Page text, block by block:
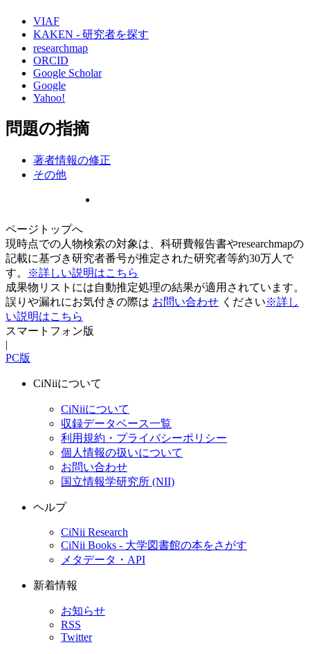
VIAF
KAKEN - 研究者を探す
researchmap
ORCID
Google Scholar
Google
Yahoo!
問題の指摘
著者情報の修正
その他
ページトップへ
現時点での人物検索の対象は、科研費報告書やresearchmapの
記載に基づき研究者番号が推定された研究者等約30万人で
す。
※詳しい説明はこちら
成果物リストには自動推定処理の結果が適用されています。
誤りや漏れにお気付きの際は お問い合わせ ください※詳し
い説明はこちら
スマートフォン版
|
PC版
CiNiiについて
CiNiiについて
収録データベース一覧
利用規約・プライバシーポリシー
個人情報の扱いについて
お問い合わせ
国立情報学研究所 (NII)
ヘルプ
CiNii Research
CiNii Books - 大学図書館の本をさがす
メタデータ・API
新着情報
お知らせ
RSS
Twitter